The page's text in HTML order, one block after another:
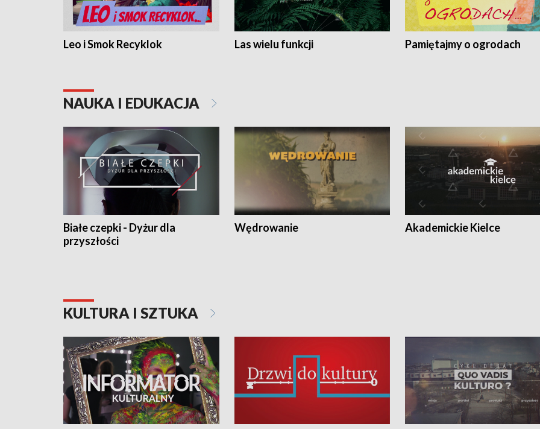
Leo i Smok Recyklok Las wielu funkcji Pamiętajmy o ogrodach
NAUKA I EDUKACJA
Białe czepki - Dyżur dla
przyszłości
Wędrowanie Akademickie Kielce
KULTURA I SZTUKA